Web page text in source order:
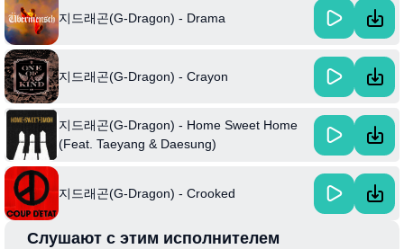
지드래곤(G-Dragon) - Drama
지드래곤(G-Dragon) - Crayon
지드래곤(G-Dragon) - Home Sweet Home
(Feat. Taeyang & Daesung)
지드래곤(G-Dragon) - Crooked
Слушают с этим исполнителем